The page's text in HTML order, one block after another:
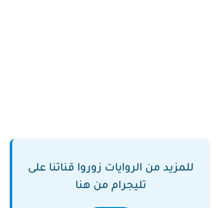
للمزيد من الروايات زوروا قناتنا على
تليجرام من هنا